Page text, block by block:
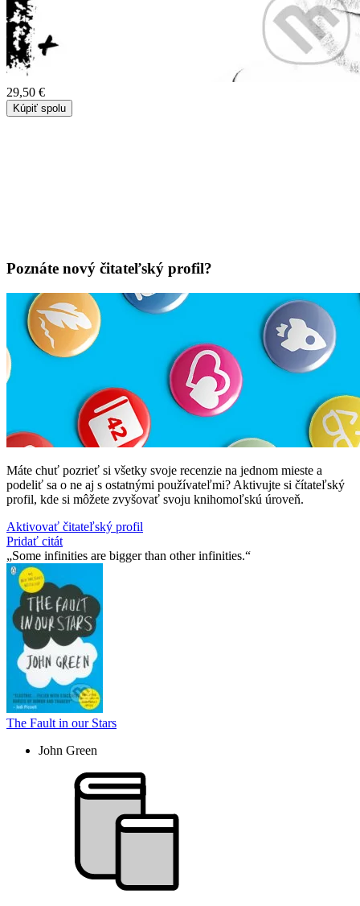
29,50 €
Kúpiť spolu
Poznáte nový čitateľský profil?
Máte chuť pozrieť si všetky svoje recenzie na jednom mieste a
podeliť sa o ne aj s ostatnými používateľmi? Aktivujte si čítateľský
profil, kde si môžete zvyšovať svoju knihomoľskú úroveň.
Aktivovať čitateľský profil
Pridať citát
Some infinities are bigger than other infinities.
The Fault in our Stars
John Green